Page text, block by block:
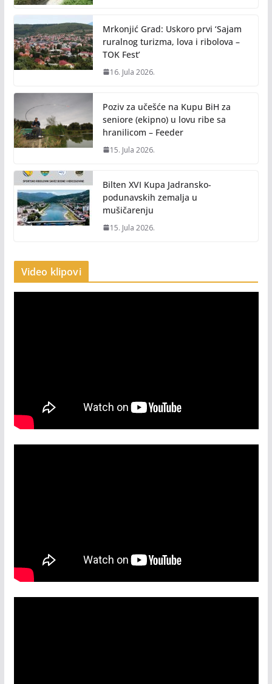
Mrkonjić Grad: Uskoro prvi ‘Sajam
ruralnog turizma, lova i ribolova –
TOK Fest’
16. Jula 2026.
Poziv za učešće na Kupu BiH za
seniore (ekipno) u lovu ribe sa
hranilicom – Feeder
15. Jula 2026.
Bilten XVI Kupa Jadransko-
podunavskih zemalja u
mušičarenju
15. Jula 2026.
Video klipovi